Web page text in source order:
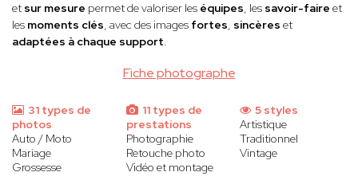
Fiche photographe
et sur mesure permet de valoriser les équipes, les savoir-faire et
les moments clés, avec des images fortes, sincères et
adaptées à chaque support.
31 types de
photos
Auto / Moto
Mariage
Grossesse
11 types de
prestations
Photographie
Retouche photo
Vidéo et montage
5 styles
Artistique
Traditionnel
Vintage